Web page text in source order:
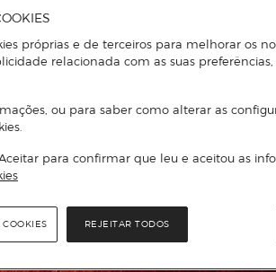
próprias e de terceiros para melhorar os
relacionada com as suas
ou para saber como alterar as
para confirmar que leu e aceitou as
REJEITAR TODOS